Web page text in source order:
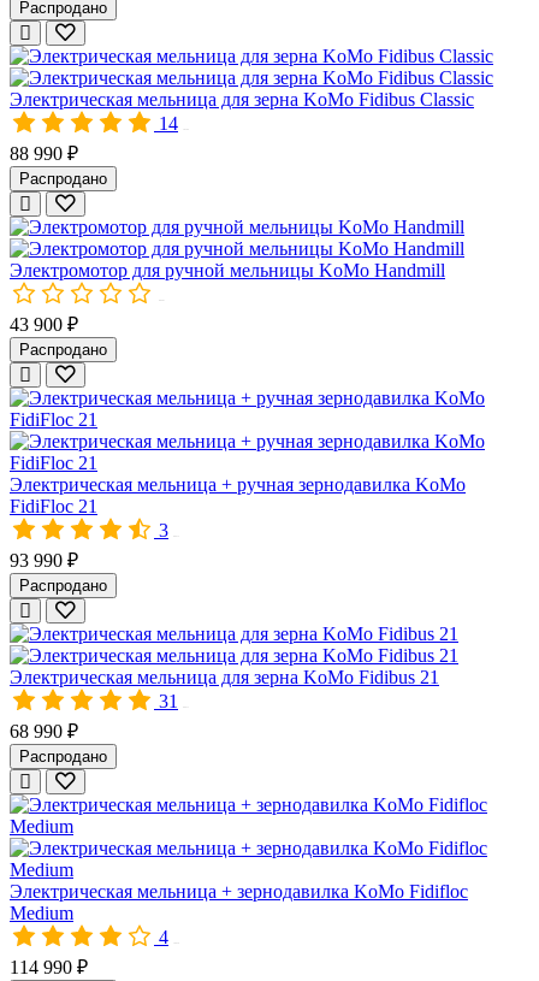
Просто насыпьте нужное количество зерна в загрузочную
Все мельницы КоМо изготовлены на фирменном заводе в
Интернет-магазин «Все Соки» – официальный поставщик
Электрическая мельница для зерна KoMo KoMoMio, жёлтый
Домашняя мельница для зерна KoMo KoMoMio подходит для
- Мягкого зерна (пшеница, овёс, ячмень, рожь);
- Твёрдого зерна (рис, гречка, пшено, кукуруза);
- Семян бобовых;
- Кофе;
- Специй.
Просто насыпьте нужное количество зерна в загрузочную
Все мельницы КоМо изготовлены на фирменном заводе в
Интернет-магазин «Все Соки» – официальный поставщик
Распродано
Электрическая мельница для зерна KoMo Fidibus Classic
14
88 990 ₽
Распродано
Электромотор для ручной мельницы KoMo Handmill
43 900 ₽
Распродано
Электрическая мельница + ручная зернодавилка KoMo
FidiFloc 21
3
93 990 ₽
Распродано
Электрическая мельница для зерна KoMo Fidibus 21
31
68 990 ₽
Распродано
Электрическая мельница + зернодавилка KoMo Fidifloc
Medium
4
114 990 ₽